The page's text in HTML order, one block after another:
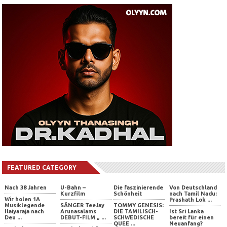
FEATURED CATEGORY
Warum
scheiterte
die
von
Santanu
H
Nach 38 Jahren
Wir holen 1A
Musiklegende
Ilaiyaraja nach
Deu ...
Britta
Pietsch
äußert
über
das
�
U-Bahn –
Kurzfilm
SÄNGER TeeJay
Arunasalams
DEBUT-FILM „ ...
Mango
erzielt
bei
Die faszinierende
Schönheit
TOMMY GENESIS:
DIE TAMILISCH-
SCHWEDISCHE
QUEE ...
tamilisches
Von Deutschland
nach Tamil Nadu:
Prashath Lok ...
Ist Sri Lanka
bereit für einen
Neuanfang?